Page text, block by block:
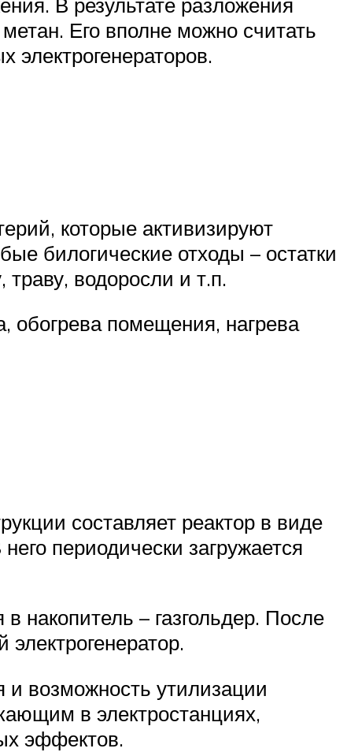
Его вполне можно считать
электрогенераторов.
которые активизируют
билогические отходы – остатки
водоросли и т.п.
обогрева помещения, нагрева
составляет реактор в виде
периодически загружается
накопитель – газгольдер. После
и возможность утилизации
в электростанциях,
эффектов.